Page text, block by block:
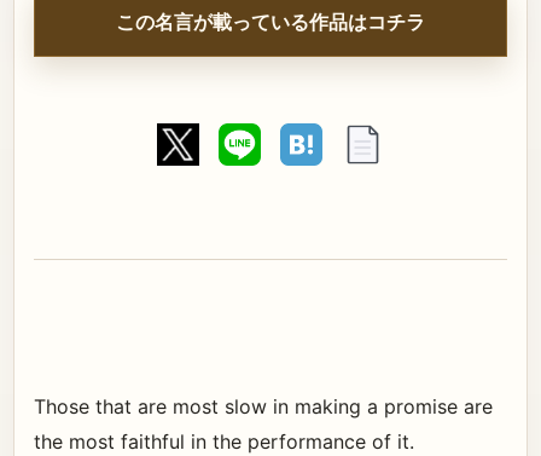
この名言が載っている作品はコチラ
Those that are most slow in making a promise are
the most faithful in the performance of it.